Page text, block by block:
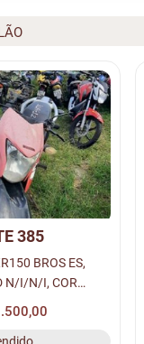
385
BROS ES,
N/I/N/I, COR
COMBUS
PLACA N/I -